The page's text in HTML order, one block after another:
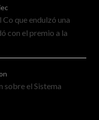
que endulzó una
con el premio a la
sobre el Sistema